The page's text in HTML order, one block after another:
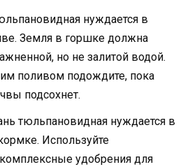
нуждается в
Земля в горшке должна
но не залитой водой.
поливом подождите, пока
подсохнет.
тюльпановидная нуждается в
Используйте
удобрения для